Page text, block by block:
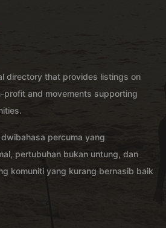
directory that provides listings on
profit and movements supporting
percuma yang
pertubuhan bukan untung, dan
komuniti yang kurang bernasib baik